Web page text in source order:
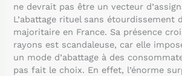
ne devrait pas être un vecteur
L’abattage rituel sans étourdissement
majoritaire en France. Sa présence
rayons est scandaleuse, car elle
un mode d’abattage à des
pas fait le choix. En effet, l’énorme